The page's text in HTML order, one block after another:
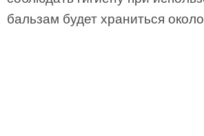
бальзам будет храниться